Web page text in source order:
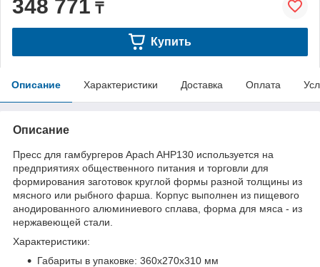
348 771 ₸
Купить
Описание Характеристики Доставка Оплата
Описание
Пресс для гамбургеров Apach AHP130 используется на
предприятиях общественного питания и торговли для
формирования заготовок круглой формы разной толщины из
мясного или рыбного фарша. Корпус выполнен из пищевого
анодированного алюминиевого сплава, форма для мяса - из
нержавеющей стали.
Характеристики:
Габариты в упаковке: 360х270х310 мм